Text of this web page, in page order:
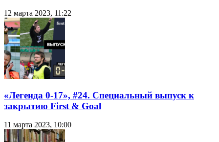
12 марта 2023, 11:22
«Легенда 0-17», #24. Специальный выпуск к
закрытию First & Goal
11 марта 2023, 10:00